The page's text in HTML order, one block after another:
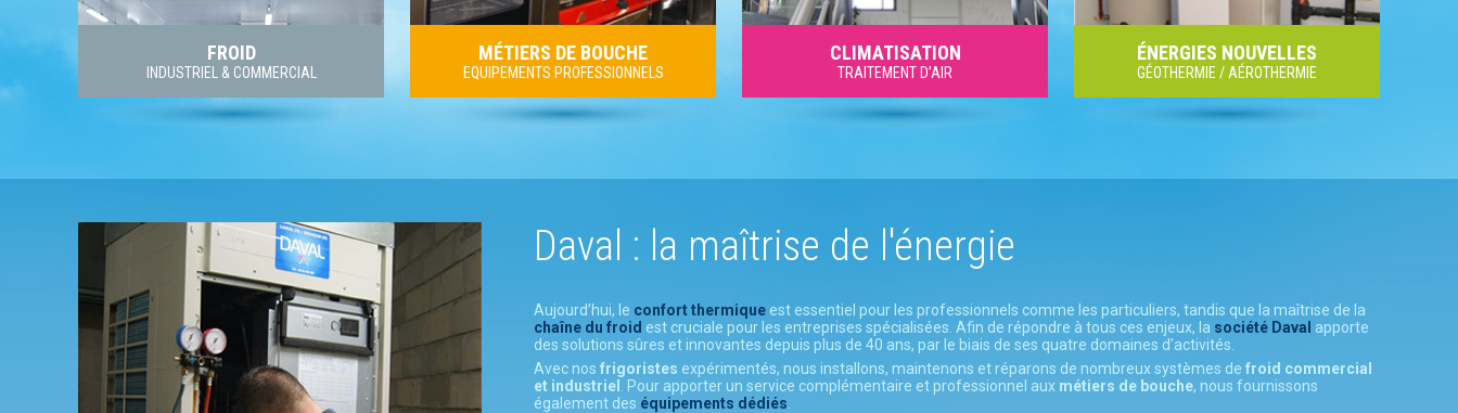
FROID
INDUSTRIEL & COMMERCIAL
MÉTIERS DE BOUCHE
EQUIPEMENTS PROFESSIONNELS
CLIMATISATION
TRAITEMENT D’AIR
ÉNERGIES NOUVELLES
GÉOTHERMIE / AÉROTHERMIE
Daval : la maîtrise de l'énergie
Aujourd’hui, le confort thermiqueest essentiel pour les professionnels comme les particuliers, tandis que la maîtrise de la
chaîne du froid est cruciale pour les entreprises spécialisées. Afin de répondre à tous ces enjeux, la société Daval apporte
des solutions sûres et innovantes depuis plus de 40 ans, par le biais de ses quatre domaines d’activités.
Avec nos frigoristes expérimentés, nous installons, maintenons et réparons de nombreux systèmes de froid commercial
et industriel
. Pour apporter un service complémentaire et professionnel aux métiers de bouche, nous fournissons
également des équipements dédiés